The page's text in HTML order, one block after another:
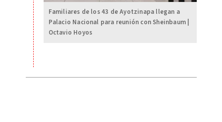
Familiares de los 43 de Ayotzinapa llegan a
Palacio Nacional para reunión con Sheinbaum |
Octavio Hoyos